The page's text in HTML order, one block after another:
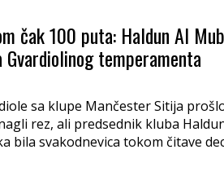
čak 100 puta: Haldun Al
temperamenta
sa klupe Mančester Sitija
rez, ali predsednik kluba
bila svakodnevica tokom čitave